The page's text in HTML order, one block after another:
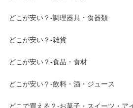
どこが安い？-調理器具・食器類
どこが安い？-雑貨
どこが安い？-食品・食材
どこが安い？-飲料・酒・ジュース
どこで買える？-お菓子・スイーツ・ア